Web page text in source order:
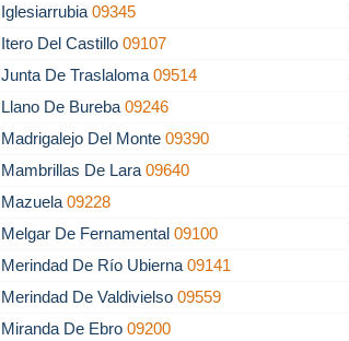
Iglesiarrubia09345
Itero Del Castillo09107
Junta De Traslaloma09514
Llano De Bureba09246
Madrigalejo Del Monte09390
Mambrillas De Lara09640
Mazuela09228
Melgar De Fernamental09100
Merindad De Río Ubierna09141
Merindad De Valdivielso09559
Miranda De Ebro09200